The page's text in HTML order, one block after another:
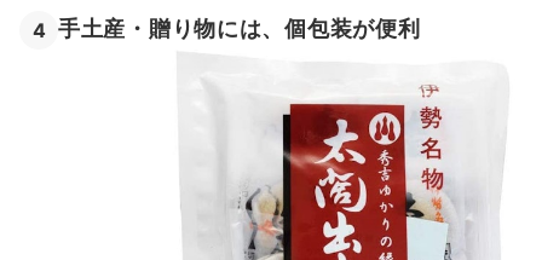
4 手土産・贈り物には、個包装が便利